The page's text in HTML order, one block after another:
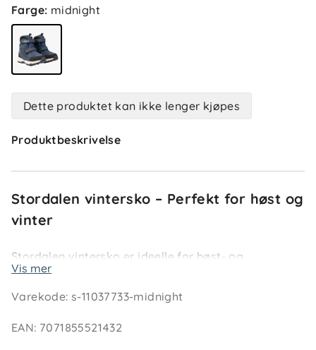
Farge: midnight
Dette produktet kan ikke lenger kjøpes
Produktbeskrivelse
Stordalen vintersko – Perfekt for høst og
vinter
Stordalen vintersko er ideelle for høst- og
vinterdager med sine vannavstøtende egenskaper
og utmerkede isolasjon. Den halvhøye modellen
sitter godt på foten og gir god bevegelsesfrihet,
samtidig som yttersålen med kraftig mønster gir
Vis mer
Varekode:s-11037733-midnight
EAN: 7071855521432